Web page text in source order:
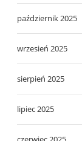
październik 2025
wrzesień 2025
sierpień 2025
lipiec 2025